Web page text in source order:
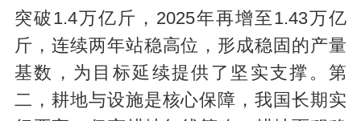
突破1.4万亿斤，2025年再增至1.43万亿
斤，连续两年站稳高位，形成稳固的产量
基数，为目标延续提供了坚实支撑。第
二，耕地与设施是核心保障，我国长期实